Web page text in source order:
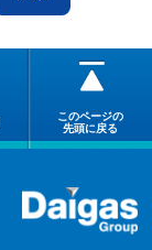
このページの
先頭に戻る